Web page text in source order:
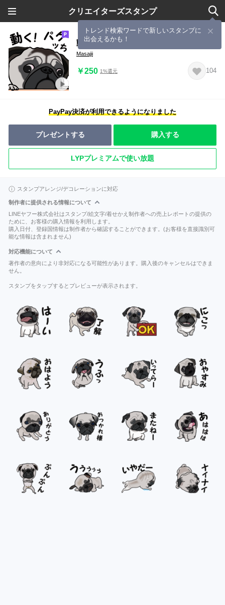
クリエイターズスタンプ
トレンド検索ワードで新しいスタンプに
出会えるかも！
動く！パグっち
Masajii
￥250 1%還元 104
PayPay決済が利用できるようになりました
プレゼントする 購入する
LYPプレミアムで使い放題
スタンプアレンジ/デコレーションに対応
制作者に提供される情報について
LINEヤフー株式会社はスタンプ/絵文字/着せかえ制作者への売上レポートの提供の
ために、お客様の購入情報を利用します。
購入日付、登録国情報は制作者から確認することができます。(お客様を直接識別可
能な情報は含まれません)
対応機能について
著作者の意向により非対応になる可能性があります。購入後のキャンセルはできま
せん。
スタンプをタップするとプレビューが表示されます。